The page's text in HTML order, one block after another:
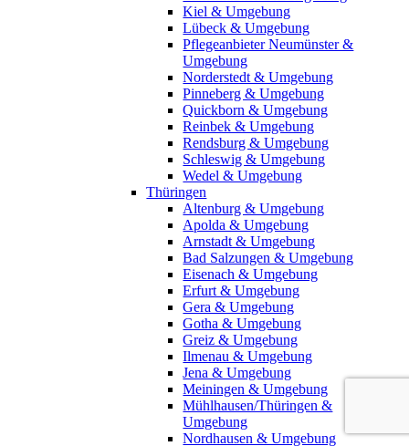
Kiel & Umgebung
Lübeck & Umgebung
Pflegeanbieter Neumünster &
Umgebung
Norderstedt & Umgebung
Pinneberg & Umgebung
Quickborn & Umgebung
Reinbek & Umgebung
Rendsburg & Umgebung
Schleswig & Umgebung
Wedel & Umgebung
Thüringen
Altenburg & Umgebung
Apolda & Umgebung
Arnstadt & Umgebung
Bad Salzungen & Umgebung
Eisenach & Umgebung
Erfurt & Umgebung
Gera & Umgebung
Gotha & Umgebung
Greiz & Umgebung
Ilmenau & Umgebung
Jena & Umgebung
Meiningen & Umgebung
Mühlhausen/Thüringen &
Umgebung
Nordhausen & Umgebung